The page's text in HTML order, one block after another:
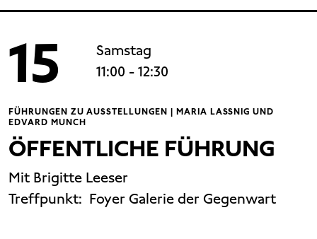
15
Samstag
11:00 - 12:30
FÜHRUNGEN ZU AUSSTELLUNGEN | MARIA LASSNIG UND
EDVARD MUNCH
ÖFFENTLICHE FÜHRUNG
Mit Brigitte Leeser
Treffpunkt: Foyer Galerie der Gegenwart